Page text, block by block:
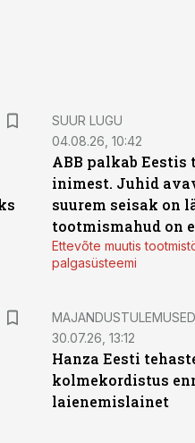
SUUR LUGU
04.08.26, 10:42
ABB palkab Eestis
inimest. Juhid
suurem seisak on
tootmismahud on
Ettevõte muutis
palgasüsteemi
MAJANDUSTULEMUSED
30.07.26, 13:12
Hanza Eesti
kolmekordistus
laienemislainet